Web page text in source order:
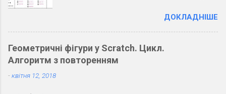
3. Закодуйте повідомлення, обміняйтеся
зошитами зі своїм товаришем по парті та
розкодуйте повідомлення товариша.
Запишіть розкодоване повідомлення.
Завдання 4. Закодуйте повідомлення для
ДОКЛАДНІШЕ
Геометричні фігури у Scratch. Цикл.
Алгоритм з повторенням
-квітня 12, 2018